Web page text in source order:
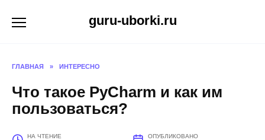
guru-uborki.ru
ГЛАВНАЯ » ИНТЕРЕСНО
Что такое PyCharm и как им
пользоваться?
НА ЧТЕНИЕ ОПУБЛИКОВАНО